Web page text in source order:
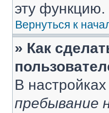
эту функцию.
Вернуться к
» Как
В
пребывание